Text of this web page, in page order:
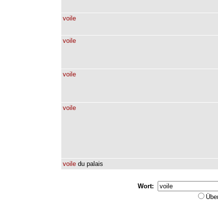
voile
voile
voile
voile
voile du palais
Wort: